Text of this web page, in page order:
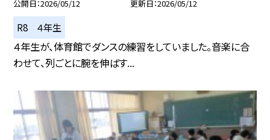
公開日 2026/05/12 更新日 2026/05/12
R8 ４年生
４年生が、体育館でダンスの練習をしていました。音楽に合
わせて、列ごとに腕を伸ばす...